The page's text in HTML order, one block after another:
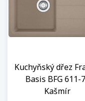
Kuchyňský dřez
Basis BFG 611-
Kašmír